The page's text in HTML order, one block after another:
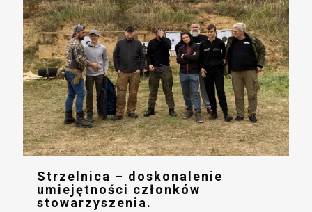
Strzelnica – doskonalenie
umiejętności członków
stowarzyszenia.